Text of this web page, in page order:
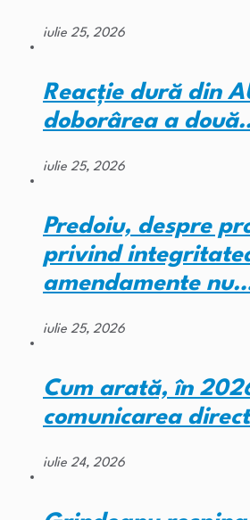
iulie 25, 2026
Reacție dură din
doborârea a
iulie 25, 2026
Predoiu, despre
privind
amendamente
iulie 25, 2026
Cum arată, în
comunicarea
iulie 24, 2026